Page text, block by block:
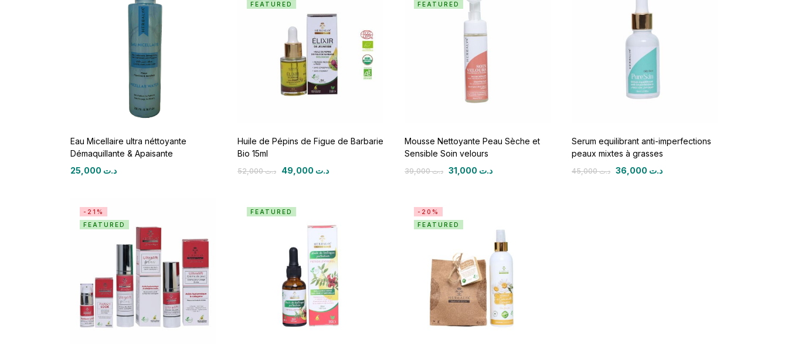
Eau Micellaire ultra néttoyante
Démaquillante & Apaisante
د.ت
FEATURED
Huile de Pépins de Figue de Barbarie
Bio 15ml
د.ت52,000 د.ت
FEATURED
Mousse Nettoyante Peau Sèche et
Sensible Soin velours
د.ت39,000 د.ت
Serum equilibrant anti-imperfections
peaux mixtes à grasses
د.ت45,000 د.ت
-21%
FEATURED
FEATURED
-20%
FEATURED